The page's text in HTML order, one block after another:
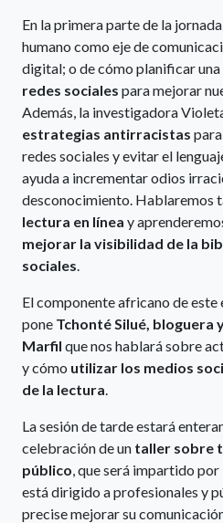
En la primera parte de la
humano como eje de
digital; o de cómo planificar una
redes sociales para mejorar
Además, la investigadora
estrategias antirracistas
redes sociales y evitar el
ayuda a incrementar odios
desconocimiento. Hablaremos
lectura en línea y
mejorar la visibilidad de la
sociales
El componente africano de este
pone Tchonté Silué, bloguera
Marfil que nos hablará sobre
y cómo utilizar los medios
de la lectura
La sesión de tarde estará
celebración de un taller sobre
público , que será impartido
está dirigido a profesionales y
precise mejorar su